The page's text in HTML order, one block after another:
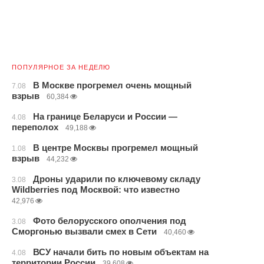
ПОПУЛЯРНОЕ ЗА НЕДЕЛЮ
7.08
В Москве прогремел очень мощный
взрыв
60,384
4.08
На границе Беларуси и России —
переполох
49,188
1.08
В центре Москвы прогремел мощный
взрыв
44,232
3.08
Дроны ударили по ключевому складу
Wildberries под Москвой: что известно
42,976
3.08
Фото белорусского ополчения под
Сморгонью вызвали смех в Сети
40,460
4.08
ВСУ начали бить по новым объектам на